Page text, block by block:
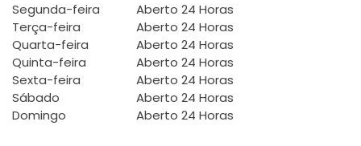
Segunda-feira
Aberto 24 Horas
Terça-feira
Aberto 24 Horas
Quarta-feira
Aberto 24 Horas
Quinta-feira
Aberto 24 Horas
Sexta-feira
Aberto 24 Horas
Sábado
Aberto 24 Horas
Domingo
Aberto 24 Horas